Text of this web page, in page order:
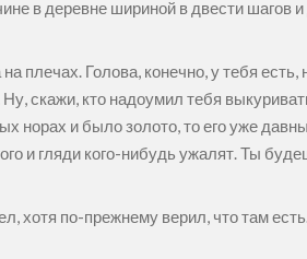
в деревне шириной в двести шагов
плечах. Голова, конечно, у тебя
скажи, кто надоумил тебя
норах и было золото, то его уже
и гляди кого-нибудь ужалят. Ты
хотя по-прежнему верил, что там